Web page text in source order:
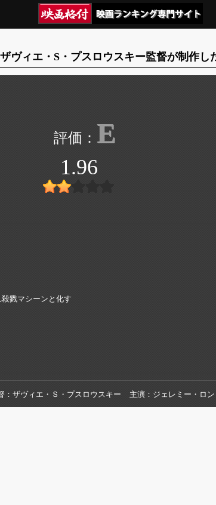
ヴィエ・S・プスロウスキー監督が制作し
E
1.96
戮マシーンと化す
ザヴィエ・Ｓ・プスロウスキー 主演 ジェレミー・ロン